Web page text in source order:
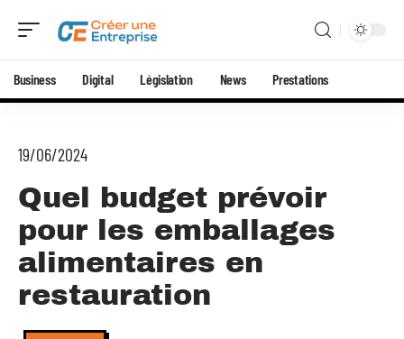
Business Digital Législation News Prestations
19/06/2024
Quel budget prévoir
pour les emballages
alimentaires en
restauration